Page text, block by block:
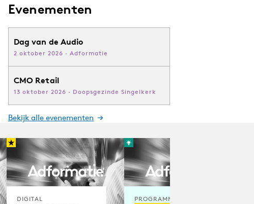
Evenementen
Dag van de Audio
2 oktober 2026 · Adformatie
CMO Retail
13 oktober 2026 · Doopsgezinde Singelkerk
Bekijk alle evenementen
DIGITAL
PROGRAMMATIC